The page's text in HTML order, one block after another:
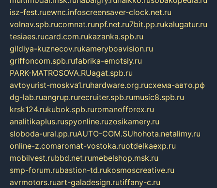
isz-fest.ruewnc.infoscreensaver-clock.net.ru
volnav.spb.rucomnat.runpf.net.ru7bit.pp.rukalugatur.ru
tesiaes.rucard.com.rukazanka.spb.ru
gildiya-kuznecov.rukameryboavision.ru
griffoncom.spb.rufabrika-emotsiy.ru
PARK-MATROSOVA.RUagat.spb.ru
avtoyurist-moskva1.ruhardware.org.ruсхема-авто.рф
dg-lab.ruangrup.rurecruiter.spb.rumusic8.spb.ru
krsk124.rukubok.spb.ruromanofforex.ru
analitikaplus.ruspyonline.ruzosikamery.ru
sloboda-ural.pp.ruAUTO-COM.SUhohota.netalimy.ru
online-z.comaromat-vostoka.ruotdelkaexp.ru
mobilvest.rubbd.net.rumebelshop.msk.ru
smp-forum.rubastion-td.rukosmoscreative.ru
avrmotors.ruart-galadesign.rutiffany-c.ru